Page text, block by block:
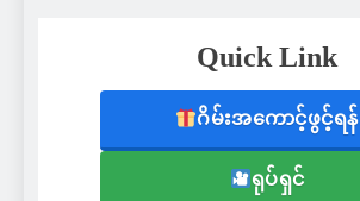
Quick Link
ဂိမ်းအကောင့်ဖွင့်ရန်
ရုပ်ရှင်